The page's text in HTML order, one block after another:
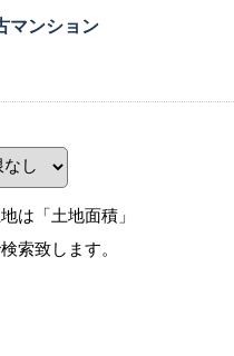
マンション
は「土地面積」
索致します。